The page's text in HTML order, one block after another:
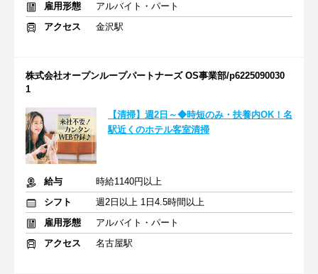
雇用形態
アルバイト・パート
アクセス
金沢駅
株式会社オープンループパートナーズ OS事業部/p6225090030
1
【清掃】週2日～◆時短のみ・扶養内OK！名
駅近くのホテル客室清掃
給与
時給1140円以上
シフト
週2日以上 1日4.5時間以上
雇用形態
アルバイト・パート
アクセス
名古屋駅